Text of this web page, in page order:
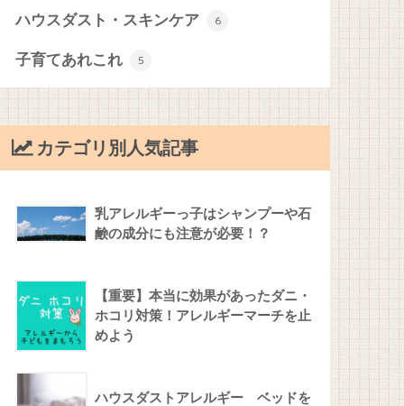
ハウスダスト・スキンケア 6
子育てあれこれ 5
カテゴリ別人気記事
乳アレルギーっ子はシャンプーや石
鹸の成分にも注意が必要！？
【重要】本当に効果があったダニ・
ホコリ対策！アレルギーマーチを止
めよう
ハウスダストアレルギー ベッドを